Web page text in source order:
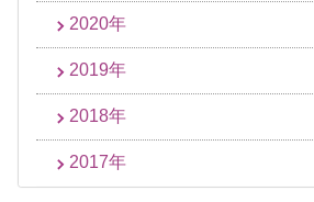
2020年
2019年
2018年
2017年